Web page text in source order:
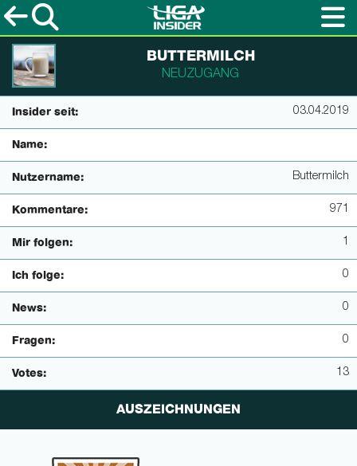
BUTTERMILCH
NEUZUGANG
Insider seit: 03.04.2019
Name:
Nutzername: Buttermilch
Kommentare: 971
Mir folgen: 1
Ich folge: 0
News: 0
Fragen: 0
Votes: 13
AUSZEICHNUNGEN